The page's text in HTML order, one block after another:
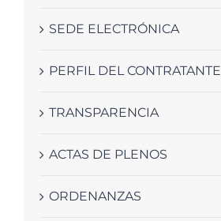
SEDE ELECTRÓNICA
PERFIL DEL CONTRATANTE
TRANSPARENCIA
ACTAS DE PLENOS
ORDENANZAS